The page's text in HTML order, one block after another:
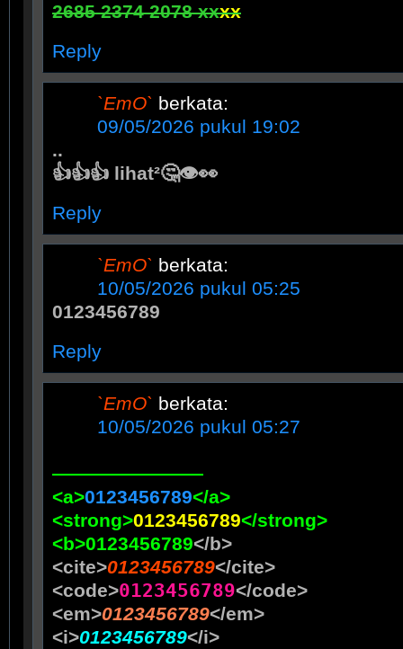
2685 2374 2078 xxxx
Reply
`EmO` berkata:
09/05/2026 pukul 19:02
..
👍👍👍 lihat²🤔👁️👀
Reply
`EmO` berkata:
10/05/2026 pukul 05:25
0123456789
Reply
`EmO` berkata:
10/05/2026 pukul 05:27
————————
<a>0123456789</a>
<strong>0123456789</strong>
<b>0123456789</b>
<cite>0123456789</cite>
<code>0123456789</code>
<em>0123456789</em>
<i>0123456789</i>